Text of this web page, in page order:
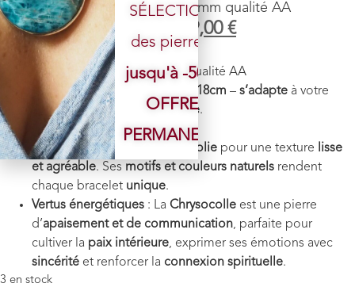
Chrysocolle perles 8 mm qualité AA
79,00 59,00 €
Pierre
Chrysocolle
Taille des perles :8mm de Qualité AA
Longueur bracelet
18cm – s’adapte à votre
poignetgrâce à sonélastique.
Poids: environ 18 g
Finition: Chaque pierre est polie pour une texture
lisse
et agréable. Ses motifs et couleurs naturels rendent
chaque bracelet unique.
Vertus énergétiques : La Chrysocolle est une pierre
d’apaisement et de communication, parfaite pour
cultiver la paix intérieure, exprimer ses émotions avec
sincérité et renforcer la connexion spirituelle.
3 en stock
SÉLECTION
des pierres.
jusqu'à -50%
OFFRE
PERMANENTE